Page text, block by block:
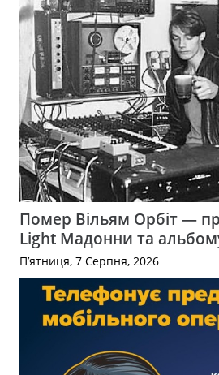
Помер Вільям Орбіт —
Light Мадонни та
П’ятниця, 7 Серпня, 2026